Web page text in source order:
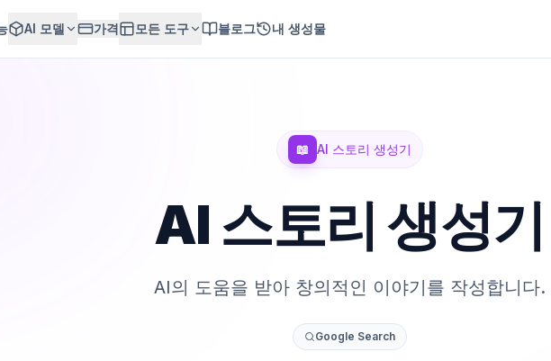
AI 모델 가격 모든 도구 블로그 내 생성물
📖 AI 스토리 생성기
AI 스토리 생성기
AI의 도움을 받아 창의적인 이야기를 작성합니다.
Google Search